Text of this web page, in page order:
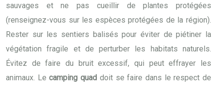
sauvages et ne pas cueillir de plantes protégées
(renseignez-vous sur les espèces protégées de la région).
Rester sur les sentiers balisés pour éviter de piétiner la
végétation fragile et de perturber les habitats naturels.
Évitez de faire du bruit excessif, qui peut effrayer les
animaux. Lecamping quad doit se faire dans le respect de